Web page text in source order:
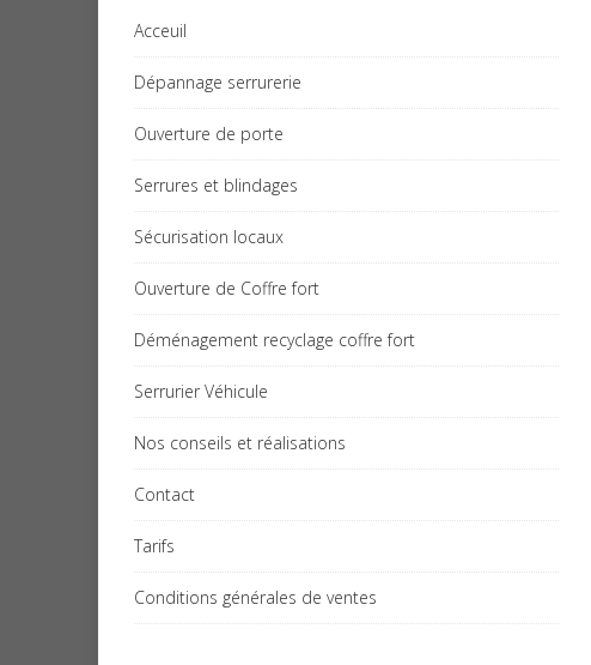
Acceuil
Dépannage serrurerie
Ouverture de porte
Serrures et blindages
Sécurisation locaux
Ouverture de Coffre fort
Déménagement recyclage coffre fort
Serrurier Véhicule
Nos conseils et réalisations
Contact
Tarifs
Conditions générales de ventes